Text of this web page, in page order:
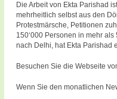
Die Arbeit von Ekta Parishad
mehrheitlich selbst aus den
Protestmärsche, Petitionen
150‘000 Personen in mehr
nach Delhi, hat Ekta Parishad
Besuchen Sie die Webseite
Wenn Sie den monatlichen